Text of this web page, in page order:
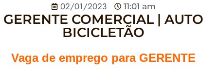
02/01/2023
11:01 am
GERENTE COMERCIAL | AUTO
BICICLETÃO
Vaga de emprego para GERENTE